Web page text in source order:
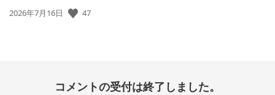
公
2026年7月16日 47
コメントの受付は終了しました。